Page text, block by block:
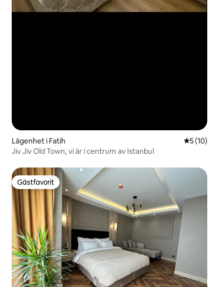
Lägenhet i Fatih 5 av 5 i
5 (10)
Jiv Jiv Old Town, vi är i centrum av Istanbul
Gästfavorit
Gästfavorit